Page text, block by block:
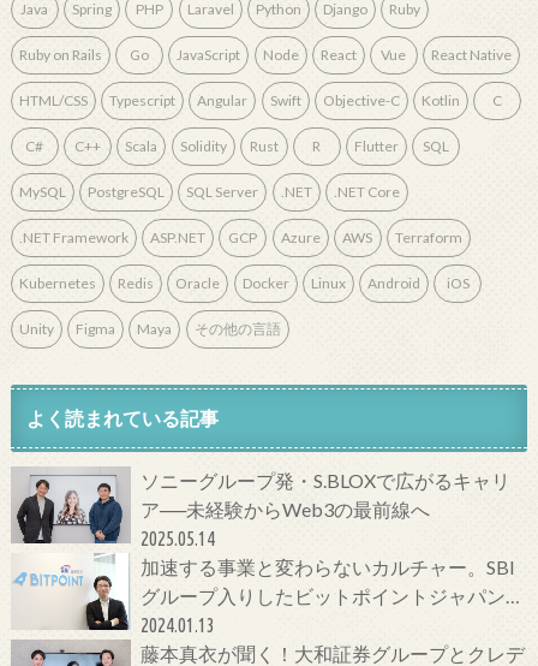
Java Spring PHP Laravel Python Django Ruby
Ruby on Rails Go JavaScript Node React Vue React Native
HTML/CSS Typescript Angular Swift Objective-C Kotlin C
C# C++ Scala Solidity Rust R Flutter SQL
MySQL PostgreSQL SQL Server .NET .NET Core
.NET Framework ASP.NET GCP Azure AWS Terraform
Kubernetes Redis Oracle Docker Linux Android iOS
Unity Figma Maya その他の言語
よく読まれている記事
ソニーグループ発・S.BLOXで広がるキャリ
ア──未経験からWeb3の最前線へ
2025.05.14
加速する事業と変わらないカルチャー。SBI
グループ入りしたビットポイントジャパンの
今をCTOに聞いてみた！
2024.01.13
藤本真衣が聞く！大和証券グループとクレデ